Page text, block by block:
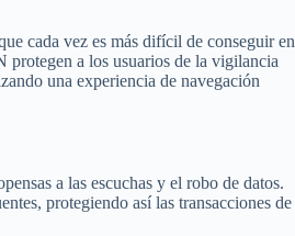
cada vez es más difícil de conseguir en
protegen a los usuarios de la vigilancia
una experiencia de navegación
a las escuchas y el robo de datos.
protegiendo así las transacciones de